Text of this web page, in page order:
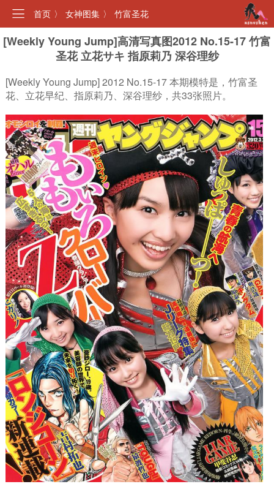
首页 〉 女神图集 〉 竹富圣花
[Weekly Young Jump]高清写真图2012 No.15-17 竹富
圣花 立花サキ 指原莉乃 深谷理纱
[Weekly Young Jump] 2012 No.15-17 本期模特是，竹富圣
花、立花早纪、指原莉乃、深谷理纱，共33张照片。